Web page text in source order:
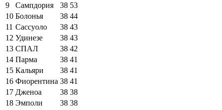
9
Сампдория 38 53
10 Болонья 38 44
11 Сассуоло 38 43
12 Удинезе 38 43
13 СПАЛ 38 42
14 Парма 38 41
15 Кальяри 38 41
16 Фиорентина 38 41
17 Дженоа 38 38
18 Эмполи 38 38